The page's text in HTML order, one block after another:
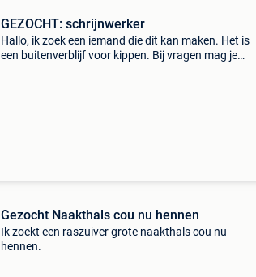
GEZOCHT: schrijnwerker
Hallo, ik zoek een iemand die dit kan maken. Het is
een buitenverblijf voor kippen. Bij vragen mag je
Gezocht Naakthals cou nu hennen
Ik zoekt een raszuiver grote naakthals cou nu
hennen.